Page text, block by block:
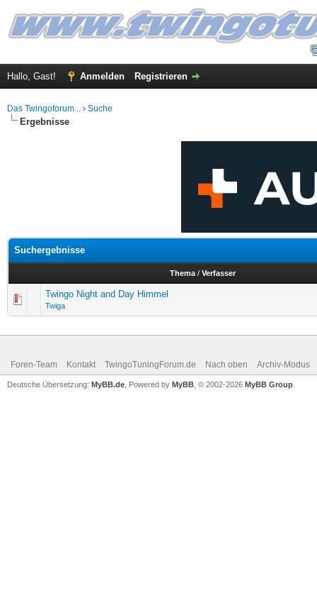
Hallo, Gast! Anmelden Registrieren
Das Twingoforum... › Suche
Ergebnisse
Suchergebnisse
Thema / Verfasser
Twingo Night and Day Himmel
Twiga
Foren-Team Kontakt TwingoTuningForum.de Nach oben Archiv-Modus
Deutsche Übersetzung: MyBB.de , Powered by MyBB , © 2002-2026 MyBB Group